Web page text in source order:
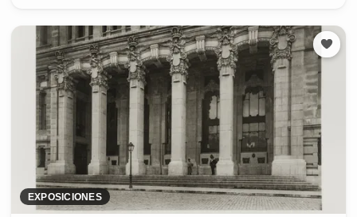
EXPOSICIONES